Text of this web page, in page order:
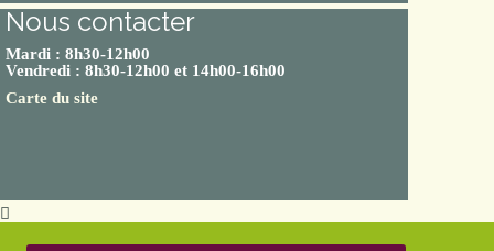
Nous contacter
Mardi : 8h30-12h00
Vendredi : 8h30-12h00 et 14h00-16h00
Carte du site